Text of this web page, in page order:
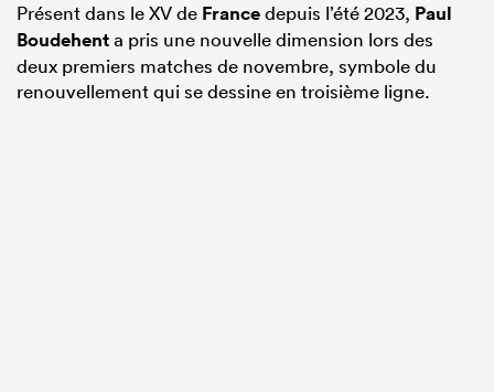
Présent dans le XV de Francedepuis l’été 2023, Paul
Boudehenta pris une nouvelle dimension lors des
deux premiers matches de novembre, symbole du
renouvellement qui se dessine en troisième ligne.